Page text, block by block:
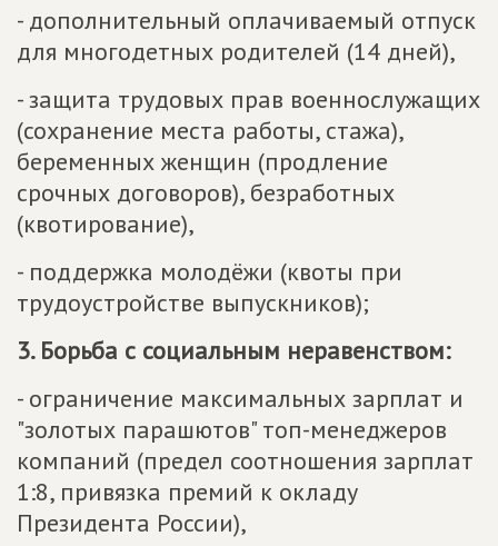
- дополнительный оплачиваемый отпуск
для многодетных родителей (14 дней),
- защита трудовых прав военнослужащих
(сохранение места работы, стажа),
беременных женщин (продление
срочных договоров), безработных
(квотирование),
- поддержка молодёжи (квоты при
трудоустройстве выпускников);
3. Борьба с социальным неравенством:
- ограничение максимальных зарплат и
"золотых парашютов" топ-менеджеров
компаний (предел соотношения зарплат
1:8, привязка премий к окладу
Президента России),